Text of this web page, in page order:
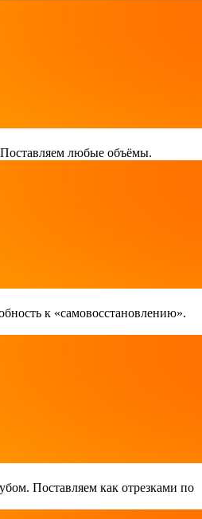
любые объёмы.
к «самовосстановлению».
Поставляем как отрезками по